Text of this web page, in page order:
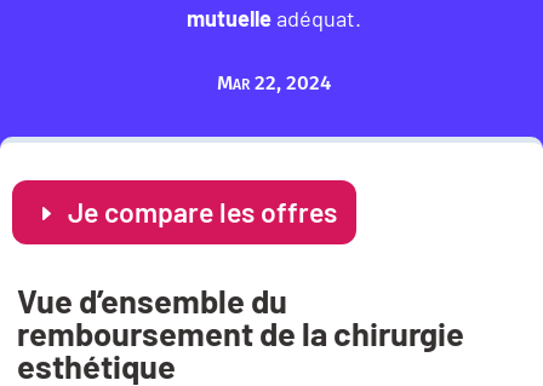
mutuelle adéquat.
Mar 22, 2024
Je compare les offres
Vue d’ensemble du
remboursement de la chirurgie
esthétique